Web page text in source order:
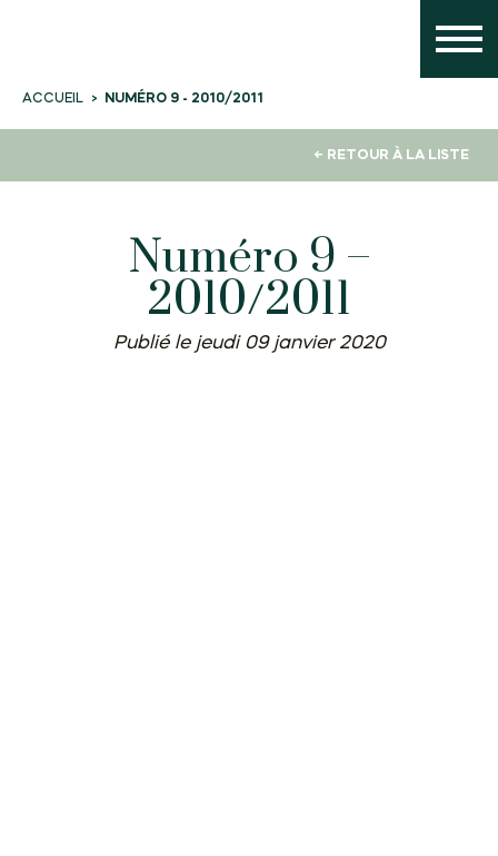
ACCUEIL NUMÉRO 9 - 2010/2011
← RETOUR À LA LISTE
Numéro 9 –
2010/2011
Publié le jeudi 09 janvier 2020